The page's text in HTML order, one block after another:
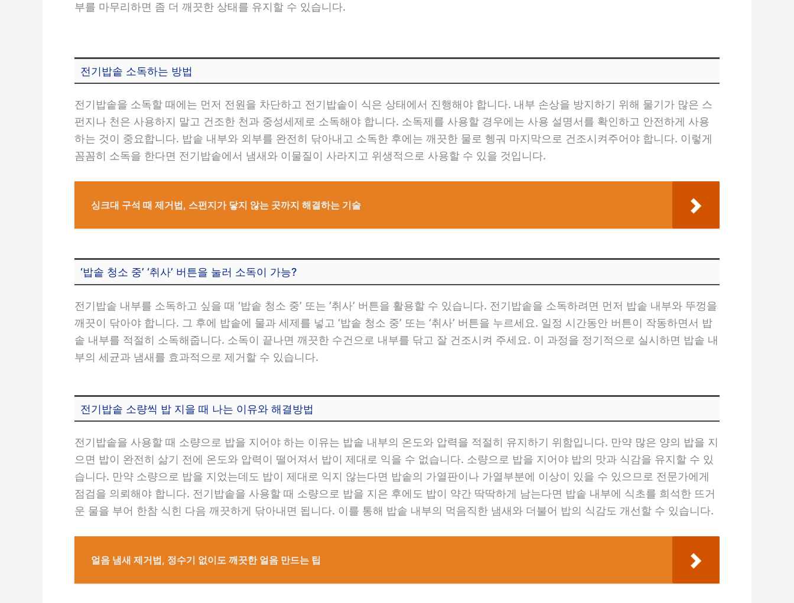
부를 마무리하면 좀 더 깨끗한 상태를 유지할 수 있습니다.
전기밥솥 소독하는 방법
전기밥솥을 소독할 때에는 먼저 전원을 차단하고 전기밥솥이 식은 상태에서 진행해야 합니다. 내부 손상을 방지하기 위해 물기가 많은 스
펀지나 천은 사용하지 말고 건조한 천과 중성세제로 소독해야 합니다. 소독제를 사용할 경우에는 사용 설명서를 확인하고 안전하게 사용
하는 것이 중요합니다. 밥솥 내부와 외부를 완전히 닦아내고 소독한 후에는 깨끗한 물로 헹궈 마지막으로 건조시켜주어야 합니다. 이렇게
꼼꼼히 소독을 한다면 전기밥솥에서 냄새와 이물질이 사라지고 위생적으로 사용할 수 있을 것입니다.
싱크대 구석 때 제거법, 스펀지가 닿지 않는 곳까지 해결하는 기술
‘밥솥 청소 중’ ‘취사’ 버튼을 눌러 소독이 가능?
전기밥솥 내부를 소독하고 싶을 때 ‘밥솥 청소 중’ 또는 ‘취사’ 버튼을 활용할 수 있습니다. 전기밥솥을 소독하려면 먼저 밥솥 내부와 뚜껑을
깨끗이 닦아야 합니다. 그 후에 밥솥에 물과 세제를 넣고 ‘밥솥 청소 중’ 또는 ‘취사’ 버튼을 누르세요. 일정 시간동안 버튼이 작동하면서 밥
솥 내부를 적절히 소독해줍니다. 소독이 끝나면 깨끗한 수건으로 내부를 닦고 잘 건조시켜 주세요. 이 과정을 정기적으로 실시하면 밥솥 내
부의 세균과 냄새를 효과적으로 제거할 수 있습니다.
전기밥솥 소량씩 밥 지을 때 나는 이유와 해결방법
전기밥솥을 사용할 때 소량으로 밥을 지어야 하는 이유는 밥솥 내부의 온도와 압력을 적절히 유지하기 위함입니다. 만약 많은 양의 밥을 지
으면 밥이 완전히 삶기 전에 온도와 압력이 떨어져서 밥이 제대로 익을 수 없습니다. 소량으로 밥을 지어야 밥의 맛과 식감을 유지할 수 있
습니다. 만약 소량으로 밥을 지었는데도 밥이 제대로 익지 않는다면 밥솥의 가열판이나 가열부분에 이상이 있을 수 있으므로 전문가에게
점검을 의뢰해야 합니다. 전기밥솥을 사용할 때 소량으로 밥을 지은 후에도 밥이 약간 딱딱하게 남는다면 밥솥 내부에 식초를 희석한 뜨거
운 물을 부어 한참 식힌 다음 깨끗하게 닦아내면 됩니다. 이를 통해 밥솥 내부의 먹음직한 냄새와 더불어 밥의 식감도 개선할 수 있습니다.
얼음 냄새 제거법, 정수기 없이도 깨끗한 얼음 만드는 팁